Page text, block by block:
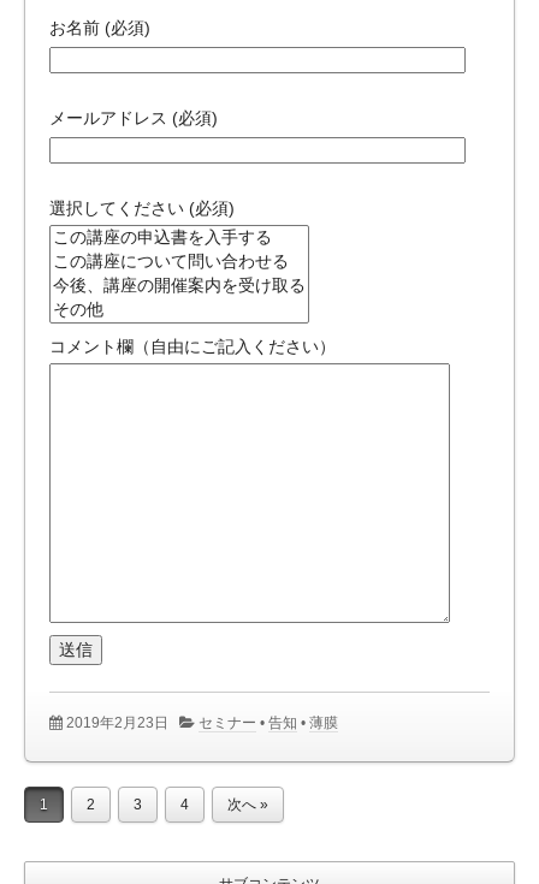
お名前 (必須)
メールアドレス (必須)
選択してください (必須)
コメント欄（自由にご記入ください）
2019年2月23日 セミナー •告知 •薄膜
1 2 3 4 次へ »